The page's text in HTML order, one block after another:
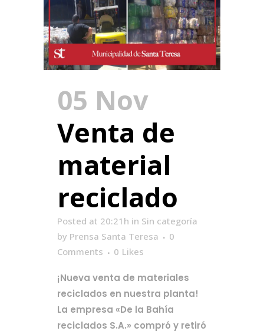
05 Nov
Venta de
material
reciclado
Posted at 20:21h in Sin categoría
by Prensa Santa Teresa
0
Comments
0 Likes
¡Nueva venta de materiales
reciclados en nuestra planta!
La empresa «De la Bahía
reciclados S.A.» compró y retiró